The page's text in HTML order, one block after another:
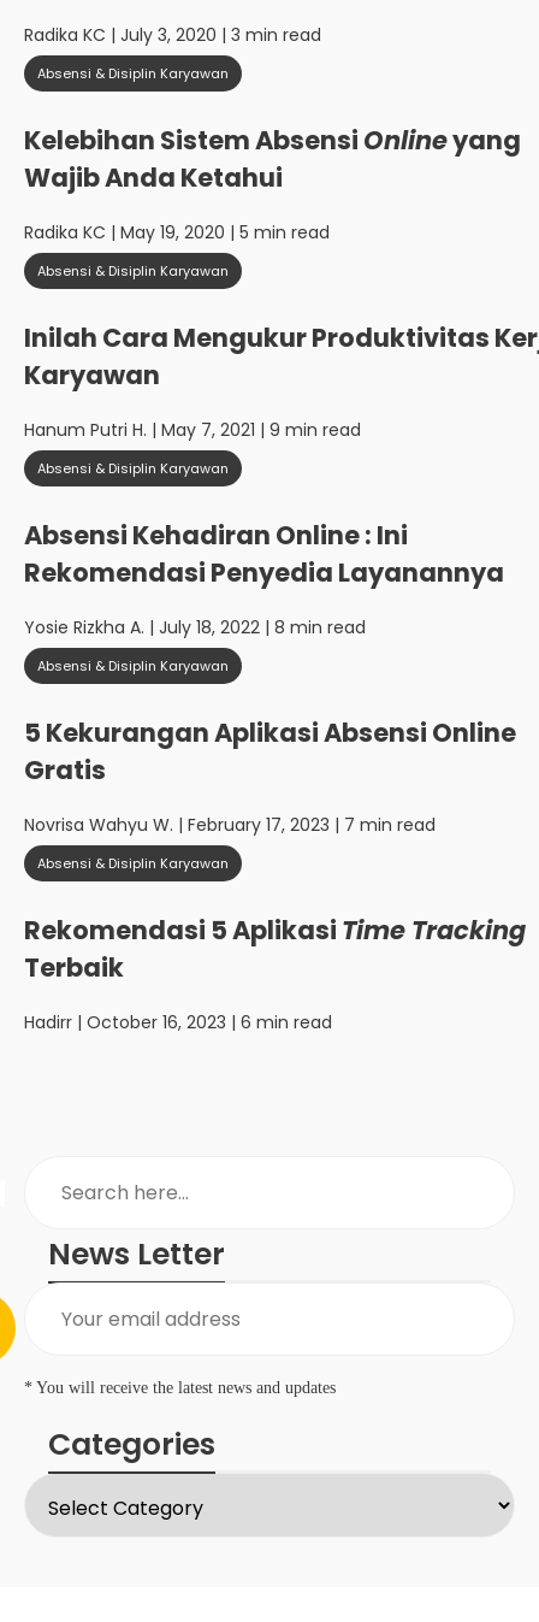
Radika KC | July 3, 2020 | 3 min read
Absensi & Disiplin Karyawan
Kelebihan Sistem Absensi Onlineyang
Wajib Anda Ketahui
Radika KC | May 19, 2020 | 5 min read
Absensi & Disiplin Karyawan
Inilah Cara Mengukur Produktivitas
Karyawan
Hanum Putri H. | May 7, 2021 | 9 min read
Absensi & Disiplin Karyawan
Absensi Kehadiran Online : Ini
Rekomendasi Penyedia Layanannya
Yosie Rizkha A. | July 18, 2022 | 8 min read
Absensi & Disiplin Karyawan
5 Kekurangan Aplikasi Absensi Online
Gratis
Novrisa Wahyu W. | February 17, 2023 | 7 min read
Absensi & Disiplin Karyawan
Rekomendasi 5 Aplikasi Time Tracking
Terbaik
Hadirr | October 16, 2023 | 6 min read
News Letter
* You will receive the latest news and updates
Categories